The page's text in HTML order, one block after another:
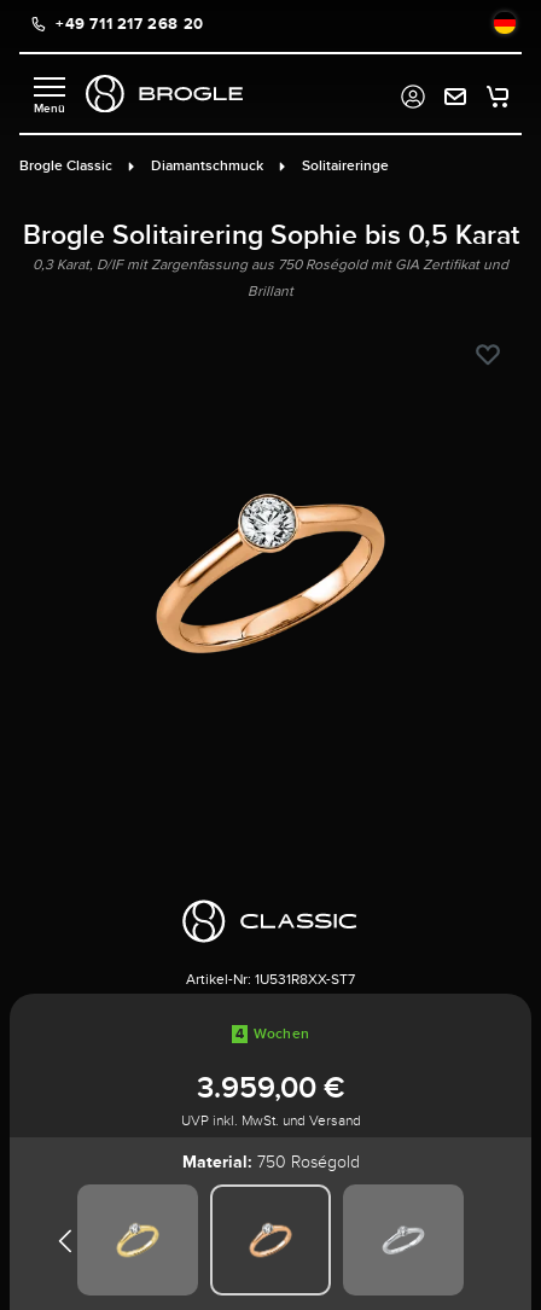
springen
+49 711 217 268 20
Brogle Classic Diamantschmuck Solitaireringe
Brogle Solitairering Sophie bis 0,5 Karat
0,3 Karat, D/IF mit Zargenfassung aus 750 Roségold mit GIA Zertifikat und
Brillant
Artikel-Nr: 1U531R8XX-ST7
4 Wochen
3.959,00 €
UVP inkl. MwSt. und Versand
Material: 750 Roségold